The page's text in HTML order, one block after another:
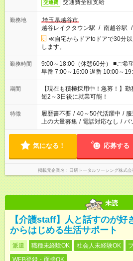
交通費 交通費全額支給
勤務地
埼玉県越谷市
越谷レイクタウン駅 / 南越谷駅 /
≪自宅からドアtoドアで30分
します。
勤務時間
9:00～18:00（休憩60分） ■ご希望があれば下記シフトもOK！
早番 7:00～16:00 遅番 10:00～19:00
と休みを合わせたい」 「余裕を
「できれば残業はしたくない」
ね。 ※Wワーク希望の方へ 今ご覧のお仕事で希望する勤務時間
と、もう1つのお仕事の勤務時間
合は応募できません。
期間
【現在も積極採用中！急募！】
短2～3日後に就業可能！
特徴 履歴書不要 / 40～50代活躍中 /
上の大量募集 / 電話対応なし / パ
気になる！ 応募する
掲載元企業名 日研トータルソーシング株式
未読
【介護staff】人と話すのが好
からはじめる生活サポート
派遣 職種未経験OK 社会人未経験OK
WEB登録・面接OK